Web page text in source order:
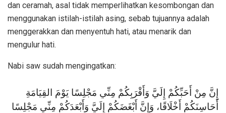
dan ceramah, asal tidak memperlihatkan kesombongan dan
menggunakan istilah-istilah asing, sebab tujuannya adalah
menggerakkan dan menyentuh hati, atau menarik dan
mengulur hati.
Nabi saw sudah mengingatkan:
إِنَّ مِنْ أَحَبِّكُمْ إِلَيَّ وَأَقْرَبِكُمْ مِنِّي مَجْلِسًا يَوْمَ القِيَامَةِ
أَحَاسِنَكُمْ أَخْلَاقًا، وَإِنَّ أَبْغَضَكُمْ إِلَيَّ وَأَبْعَدَكُمْ مِنِّي مَجْلِسًا